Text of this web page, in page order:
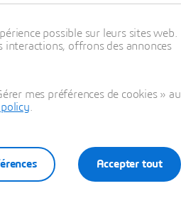
sur 3DS.
possible sur leurs sites web.
interactions, offrons des annonces
mes préférences de cookies » au
Accepter tout